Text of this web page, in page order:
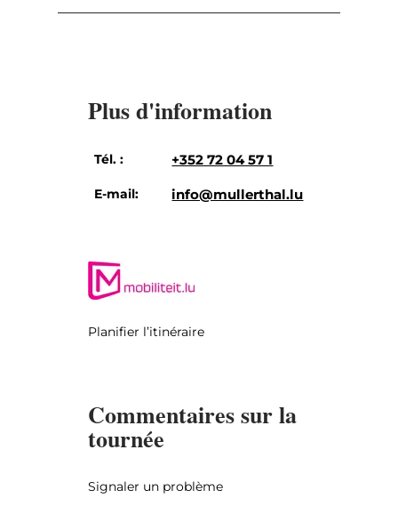
Plus d'information
Tél. : +352 72 04 57 1
E-mail: info@mullerthal.lu
Planifier l’itinéraire
Commentaires sur la
tournée
Signaler un problème